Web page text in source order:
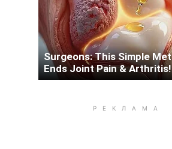
Surgeons: This Simple
Ends Joint Pain &